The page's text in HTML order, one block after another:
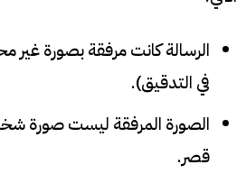
الرسالة كانت مرفقة بصورة
في التدقيق).
الصورة المرفقة ليست صورة
قصر.